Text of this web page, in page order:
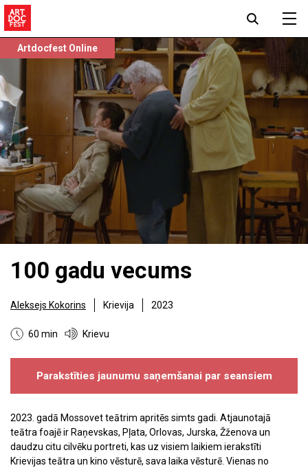
Artdocfest Online
100 gadu vecums
Aleksejs Kokorins Krievija 2023
60 min Krievu
Parakstīties jaunumu saņemšanai par seansiem
2023. gadā Mossovet teātrim apritēs simts gadi. Atjaunotajā
teātra foajē ir Raņevskas, Pļata, Orlovas, Jurska, Žženova un
daudzu citu cilvēku portreti, kas uz visiem laikiem ierakstīti
Krievijas teātra un kino vēsturē, sava laika vēsturē. Vienas no